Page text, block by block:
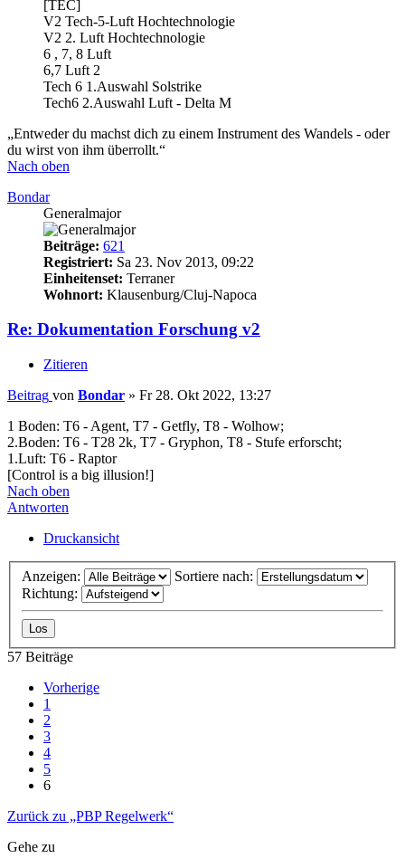
[TEC]
V2 Tech-5-Luft Hochtechnologie
V2 2. Luft Hochtechnologie
6 , 7, 8 Luft
6,7 Luft 2
Tech 6 1.Auswahl Solstrike
Tech6 2.Auswahl Luft - Delta M
„Entweder du machst dich zu einem Instrument des Wandels - oder
du wirst von ihm überrollt.“
Nach oben
Bondar
Generalmajor
Beiträge: 621
Registriert: Sa 23. Nov 2013, 09:22
Einheitenset: Terraner
Wohnort: Klausenburg/Cluj-Napoca
Re: Dokumentation Forschung v2
Zitieren
Beitrag von Bondar » Fr 28. Okt 2022, 13:27
1 Boden: T6 - Agent, T7 - Getfly, T8 - Wolhow;
2.Boden: T6 - T28 2k, T7 - Gryphon, T8 - Stufe erforscht;
1.Luft: T6 - Raptor
[Control is a big illusion!]
Nach oben
Antworten
Druckansicht
Anzeigen:
Sortiere nach:
Richtung:
57 Beiträge
Vorherige
1
2
3
4
5
6
Zurück zu „PBP Regelwerk“
Gehe zu